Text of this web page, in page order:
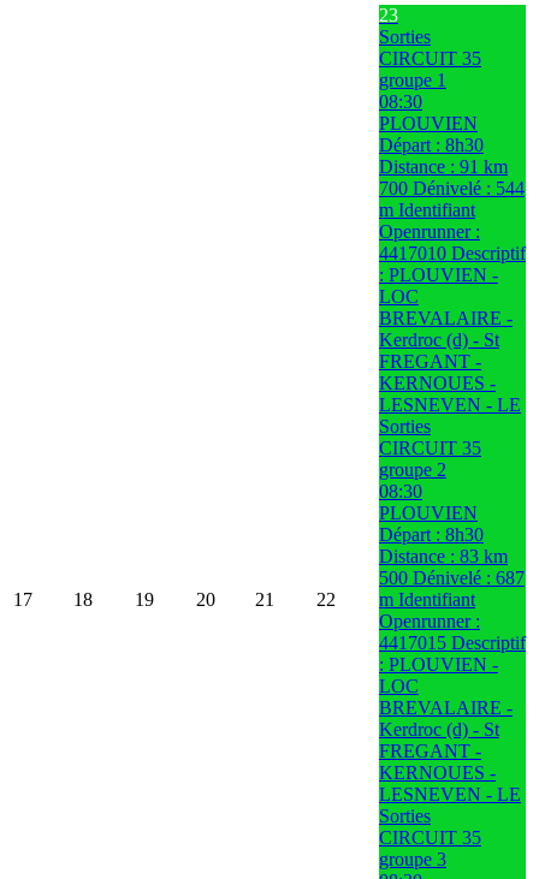
17 18 19 20 21 22
23
Sorties
CIRCUIT 35
groupe 1
08:30
PLOUVIEN
Départ : 8h30
Distance : 91 km
700 Dénivelé : 544
m Identifiant
Openrunner :
4417010 Descriptif
: PLOUVIEN -
LOC
BREVALAIRE -
Kerdroc (d) - St
FREGANT -
KERNOUES -
LESNEVEN - LE
Sorties
CIRCUIT 35
groupe 2
08:30
PLOUVIEN
Départ : 8h30
Distance : 83 km
500 Dénivelé : 687
m Identifiant
Openrunner :
4417015 Descriptif
: PLOUVIEN -
LOC
BREVALAIRE -
Kerdroc (d) - St
FREGANT -
KERNOUES -
LESNEVEN - LE
Sorties
CIRCUIT 35
groupe 3